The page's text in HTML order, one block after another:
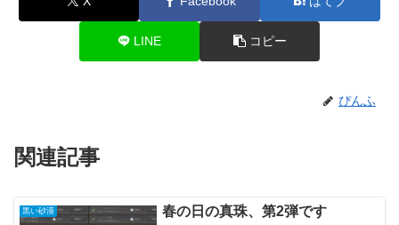
LINE コピー
ぴんふ
関連記事
黒い砂漠 春の日の真珠、第2弾です